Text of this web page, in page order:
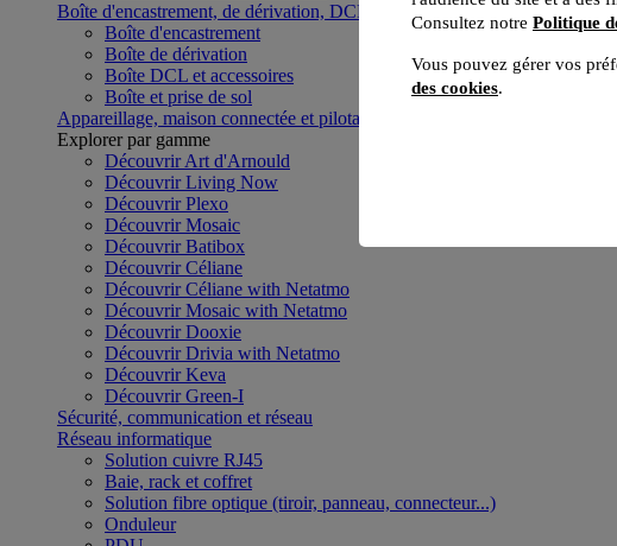
Boîte d'encastrement, de dérivation, DCL et boîte de sol
Boîte d'encastrement
Boîte de dérivation
Boîte DCL et accessoires
Boîte et prise de sol
Appareillage, maison connectée et pilotage du bâtiment
Explorer par gamme
Découvrir Art d'Arnould
Découvrir Living Now
Découvrir Plexo
Découvrir Mosaic
Découvrir Batibox
Découvrir Céliane
Découvrir Céliane with Netatmo
Découvrir Mosaic with Netatmo
Découvrir Dooxie
Découvrir Drivia with Netatmo
Découvrir Keva
Découvrir Green-I
Sécurité, communication et réseau
Réseau informatique
Solution cuivre RJ45
Baie, rack et coffret
Solution fibre optique (tiroir, panneau, connecteur...)
Onduleur
Consultez notre Politique
Vous pouvez gérer vos
des cookies.